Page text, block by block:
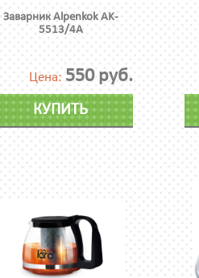
Заварник Alpenkok AK-
5513/4А
Цена: 550 руб.
КУПИТЬ